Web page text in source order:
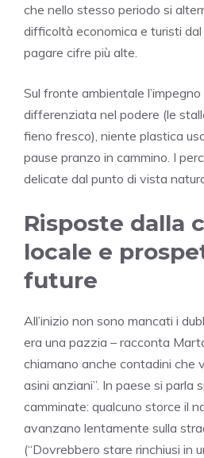
che nello stesso periodo si
difficoltà economica e turisti
pagare cifre più alte.
Sul fronte ambientale l’impegno
differenziata nel podere (le
fieno fresco), niente plastica
pause pranzo in cammino. I
delicate dal punto di vista
Risposte dalla
locale e
future
All’inizio non sono mancati i
era una pazzia – racconta
chiamano anche contadini che
asini anziani”. In paese si parla
camminate: qualcuno storce il
avanzano lentamente sulla
(“Dovrebbero stare rinchiusi in